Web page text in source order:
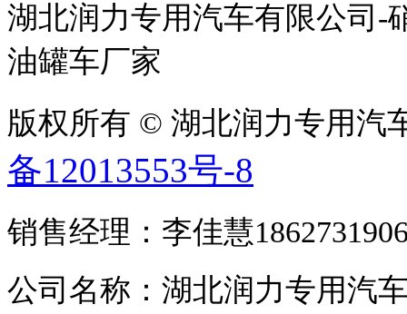
湖北润力专用汽车有限公司-
油罐车厂家
版权所有 © 湖北润力专用汽
备12013553号-8
销售经理：李佳慧
公司名称：湖北润力专用汽